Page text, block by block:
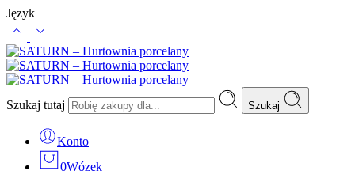
Język
Szukaj tutaj Szukaj
Konto
0Wózek